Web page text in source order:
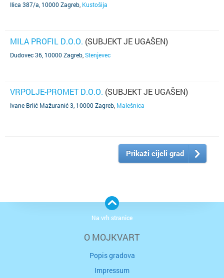
Ilica 387/a, 10000 Zagreb Kustošija
MILA PROFIL D.O.O. (SUBJEKT JE UGAŠEN)
Dudovec 36, 10000 Zagreb Stenjevec
VRPOLJE-PROMET D.O.O. (SUBJEKT JE UGAŠEN)
Ivane Brlić Mažuranić 3, 10000 Zagreb Malešnica
Prikaži cijeli grad
O MOJKVART
Popis gradova
Impressum
Na vrh stranice